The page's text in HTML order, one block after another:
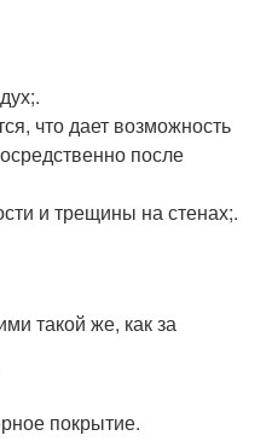
что дает возможность
после
и трещины на стенах;.
такой же, как за
покрытие.